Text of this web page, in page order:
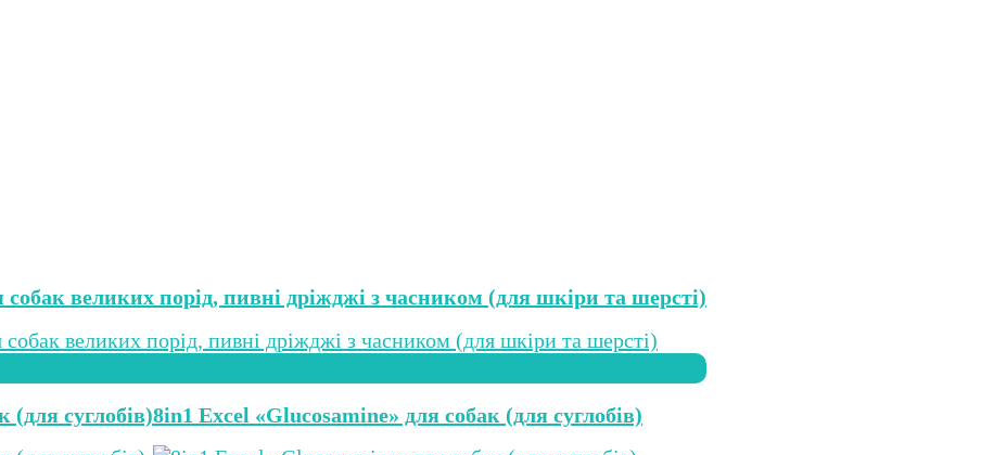
великих порід, пивні дріжджі з часником (для шкіри та шерсті)
(для суглобів)8in1 Excel «Glucosamine» для собак (для суглобів)